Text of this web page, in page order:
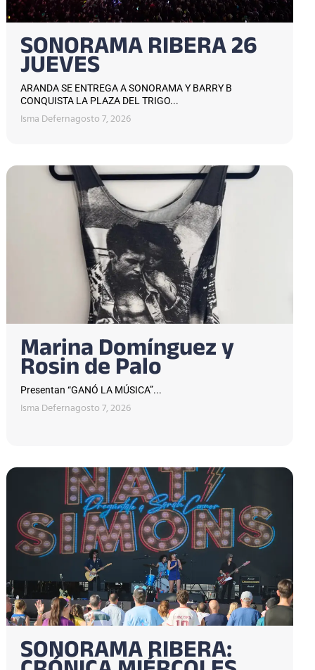
SONORAMA RIBERA 26
JUEVES
ARANDA SE ENTREGA A SONORAMA Y BARRY B
CONQUISTA LA PLAZA DEL TRIGO...
Isma Defernagosto 7, 2026
Marina Domínguez y
Rosin de Palo
Presentan “GANÓ LA MÚSICA”...
Isma Defernagosto 7, 2026
SONORAMA RIBERA: